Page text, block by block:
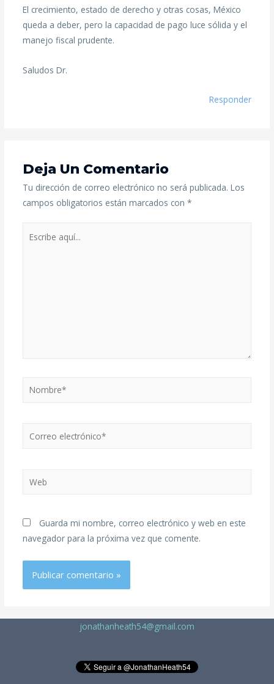
El crecimiento, estado de derecho y otras cosas, México
queda a deber, pero la capacidad de pago luce sólida y el
manejo fiscal prudente.
Saludos Dr.
Responder
Deja Un Comentario
Tu dirección de correo electrónico no será publicada. Los
campos obligatorios están marcados con *
Guarda mi nombre, correo electrónico y web en este
navegador para la próxima vez que comente.
jonathanheath54@gmail.com